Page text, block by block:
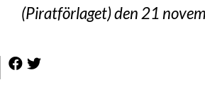
(Piratförlaget) den 21